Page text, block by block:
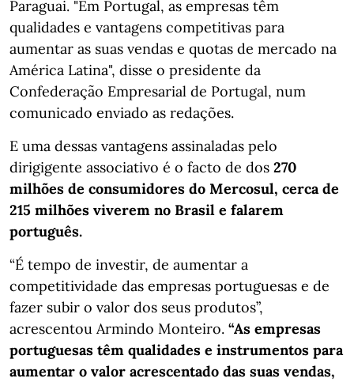
Paraguai. "Em Portugal, as empresas têm
qualidades e vantagens competitivas para
aumentar as suas vendas e quotas de mercado na
América Latina", disse o presidente da
Confederação Empresarial de Portugal, num
comunicado enviado as redações.
E uma dessas vantagens assinaladas pelo
dirigigente associativo é o facto de dos 270
milhões de consumidores do Mercosul, cerca de
215 milhões viverem no Brasil e falarem
português.
“É tempo de investir, de aumentar a
competitividade das empresas portuguesas e de
fazer subir o valor dos seus produtos”,
acrescentou Armindo Monteiro. “As empresas
portuguesas têm qualidades e instrumentos para
aumentar o valor acrescentado das suas vendas,